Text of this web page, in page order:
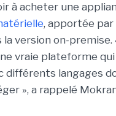
à acheter une
, apportée par
la version on-
vraie plateforme
langages
», a rappelé